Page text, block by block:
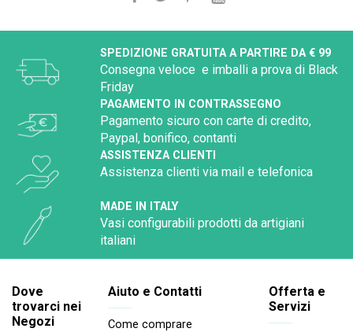
SPEDIZIONE GRATUITA A PARTIRE DA € 99
Consegna veloce e imballi a prova di Black
Friday
PAGAMENTO IN CONTRASSEGNO
Pagamento sicuro con carte di credito,
Paypal, bonifico, contanti
ASSISTENZA CLIENTI
Assistenza clienti via mail e telefonica
MADE IN ITALY
Vasi configurabili prodotti da artigiani
italiani
Dove
trovarci nei
Negozi
Aiuto e Contatti
Come comprare
Offerta e
Servizi